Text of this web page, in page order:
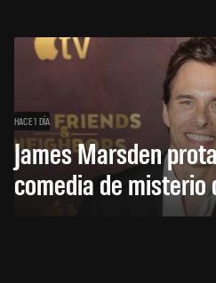
HACE 1 DÍA
James Marsden
comedia de misterio